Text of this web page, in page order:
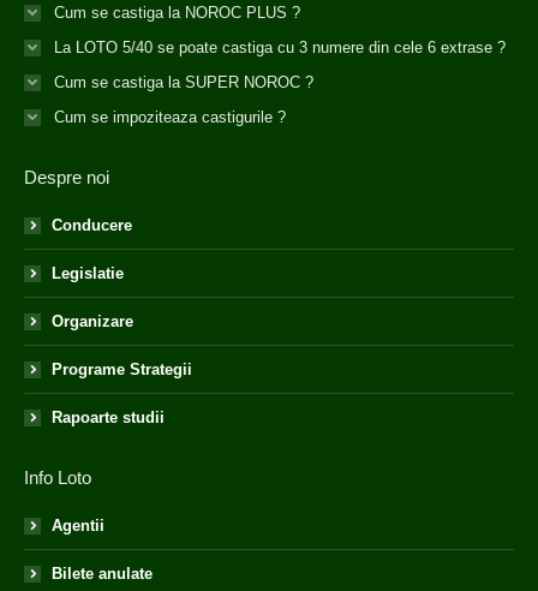
Cum se castiga la NOROC PLUS ?
La LOTO 5/40 se poate castiga cu 3 numere din cele 6 extrase ?
Cum se castiga la SUPER NOROC ?
Cum se impoziteaza castigurile ?
Despre noi
Conducere
Legislatie
Organizare
Programe Strategii
Rapoarte studii
Info Loto
Agentii
Bilete anulate